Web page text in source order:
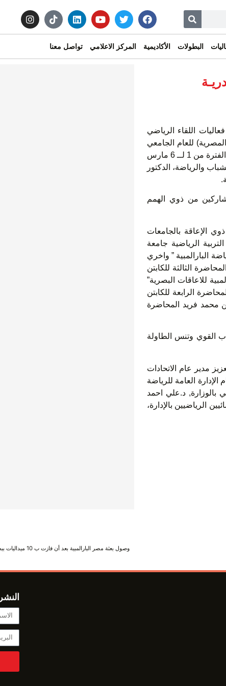
البطولات الأكاديمية المركز الاعلامي تواصل معنا
اللقاء الرياضي
للعام الجامعي
٢٠٢٢ / ٢٠٢٣, والذي تنظمة الوزارة بالتعاون مع مديرية الشباب والرياضة بالإسكندرية ,خلال الفترة من 1 لــ 6 مارس
والرياضة، الدكتور
من ذوي الهمم
الإعاقة بالجامعات
الرياضية جامعة
البارالمبية ” واخري
الثالثة للكابتن
للاعاقات البصرية”
الرابعة للكابتن
محمد فريد المحاضرة
القوي وتنس الطاولة
مدير عام الاتحادات
العامة للرياضة
بالوزارة, د.علي احمد
الرياضيين بالإدارة،
وصول بعثة مصر البارالمبية بعد أن فازت ب 10 ميداليات ببطولة فزاع الدولية